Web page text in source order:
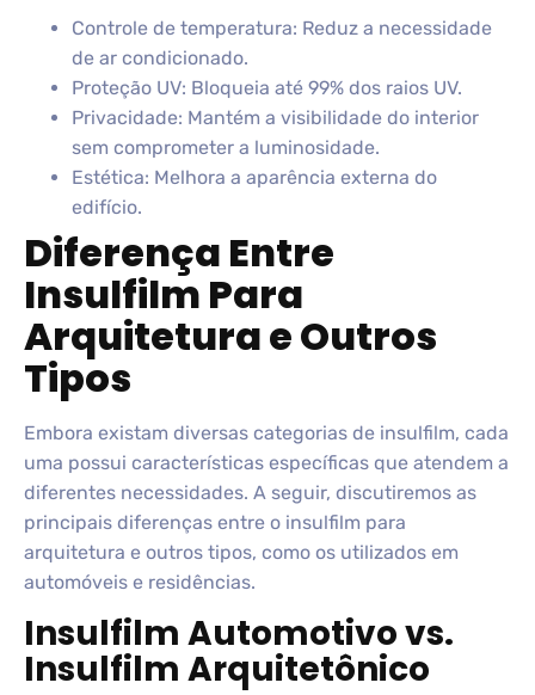
Controle de temperatura: Reduz a necessidade
de ar condicionado.
Proteção UV: Bloqueia até 99% dos raios UV.
Privacidade: Mantém a visibilidade do interior
sem comprometer a luminosidade.
Estética: Melhora a aparência externa do
edifício.
Diferença Entre
Insulfilm Para
Arquitetura e Outros
Tipos
Embora existam diversas categorias de insulfilm, cada
uma possui características específicas que atendem a
diferentes necessidades. A seguir, discutiremos as
principais diferenças entre o insulfilm para
arquitetura e outros tipos, como os utilizados em
automóveis e residências.
Insulfilm Automotivo vs.
Insulfilm Arquitetônico